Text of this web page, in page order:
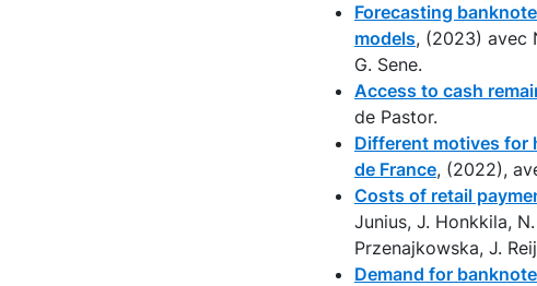
Forecasting
models, (2023) avec
G. Sene.
Access to cash
de Pastor.
Different motives for
de France, (2022),
Costs of retail
Junius, J. Honkkila,
Przenajkowska, J.
Demand for